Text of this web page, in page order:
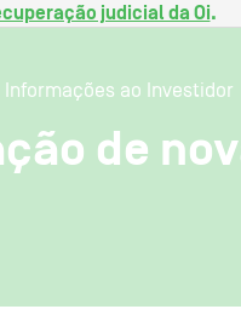
judicial da Oi.
Informações ao Investidor
de